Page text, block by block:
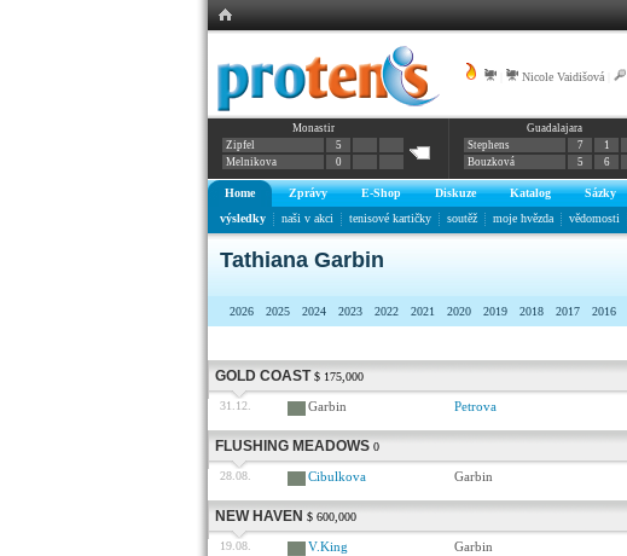
Nicole Vaidišová
Monastir
Zipfel
5
Melnikova
0
Guadalajara
Stephens
7 1
Bouzková
5 6
Home Zprávy E-Shop Diskuze Katalog Sázky
výsledky
naši v akci tenisové kartičky soutěž moje hvězda vědomosti
Tathiana Garbin
2026 2025 2024 2023 2022 2021 2020 2019 2018 2017 2016
GOLD COAST $ 175,000
31.12. Garbin Petrova
FLUSHING MEADOWS 0
28.08. Cibulkova Garbin
NEW HAVEN $ 600,000
19.08. V.King Garbin